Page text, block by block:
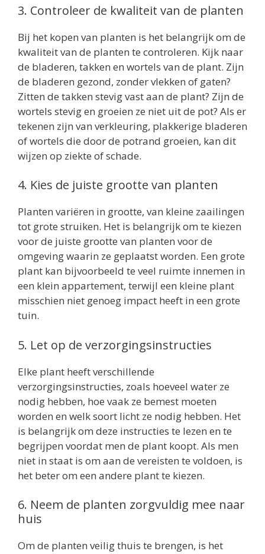
3. Controleer de kwaliteit van de planten
Bij het kopen van planten is het belangrijk om de
kwaliteit van de planten te controleren. Kijk naar
de bladeren, takken en wortels van de plant. Zijn
de bladeren gezond, zonder vlekken of gaten?
Zitten de takken stevig vast aan de plant? Zijn de
wortels stevig en groeien ze niet uit de pot? Als er
tekenen zijn van verkleuring, plakkerige bladeren
of wortels die door de potrand groeien, kan dit
wijzen op ziekte of schade.
4. Kies de juiste grootte van planten
Planten variëren in grootte, van kleine zaailingen
tot grote struiken. Het is belangrijk om te kiezen
voor de juiste grootte van planten voor de
omgeving waarin ze geplaatst worden. Een grote
plant kan bijvoorbeeld te veel ruimte innemen in
een klein appartement, terwijl een kleine plant
misschien niet genoeg impact heeft in een grote
tuin.
5. Let op de verzorgingsinstructies
Elke plant heeft verschillende
verzorgingsinstructies, zoals hoeveel water ze
nodig hebben, hoe vaak ze bemest moeten
worden en welk soort licht ze nodig hebben. Het
is belangrijk om deze instructies te lezen en te
begrijpen voordat men de plant koopt. Als men
niet in staat is om aan de vereisten te voldoen, is
het beter om een andere plant te kiezen.
6. Neem de planten zorgvuldig mee naar
huis
Om de planten veilig thuis te brengen, is het